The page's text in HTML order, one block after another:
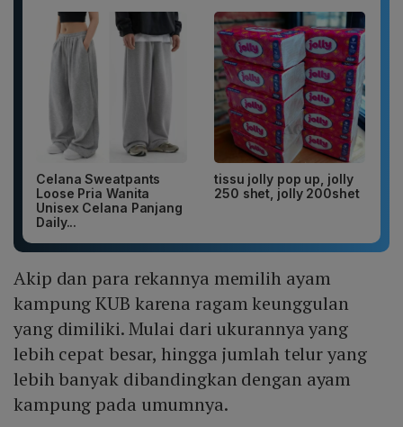
Celana Sweatpants
Loose Pria Wanita
Unisex Celana Panjang
Daily...
tissu jolly pop up, jolly
250 shet, jolly 200shet
Akip dan para rekannya memilih ayam
kampung KUB karena ragam keunggulan
yang dimiliki. Mulai dari ukurannya yang
lebih cepat besar, hingga jumlah telur yang
lebih banyak dibandingkan dengan ayam
kampung pada umumnya.